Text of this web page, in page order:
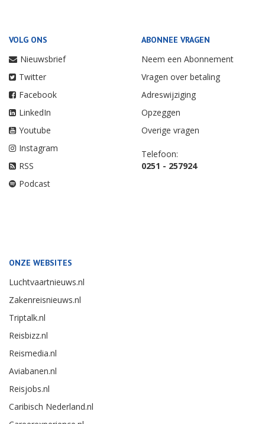
VOLG ONS
Nieuwsbrief
Twitter
Facebook
LinkedIn
Youtube
Instagram
RSS
Podcast
ABONNEE VRAGEN
Neem een Abonnement
Vragen over betaling
Adreswijziging
Opzeggen
Overige vragen
Telefoon:
0251 - 257924
ONZE WEBSITES
Luchtvaartnieuws.nl
Zakenreisnieuws.nl
Triptalk.nl
Reisbizz.nl
Reismedia.nl
Aviabanen.nl
Reisjobs.nl
Caribisch Nederland.nl